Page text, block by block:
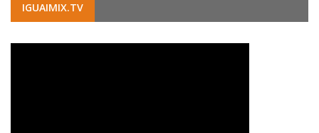
IGUAIMIX.TV